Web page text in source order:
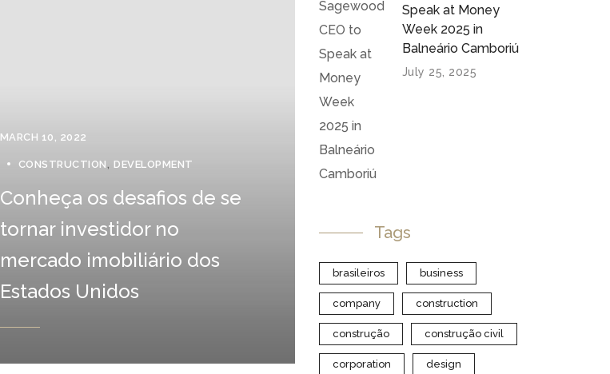
MARCH 10, 2022
CONSTRUCTION DEVELOPMENT
Conheça os desafios de se
tornar investidor no
mercado imobiliário dos
Estados Unidos
Speak at Money
Week 2025 in
Balneário Camboriú
July 25, 2025
Tags
brasileiros business
company construction
construção construção civil
corporation design